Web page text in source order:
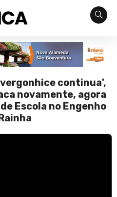
vergonhice continua',
novamente, agora
Escola no Engenho